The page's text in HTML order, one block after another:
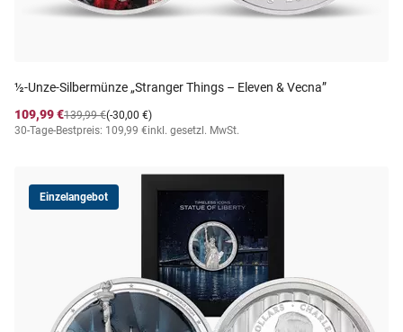
½-Unze-Silbermünze „Stranger Things – Eleven & Vecna”
109,99 €
(-30,00 €)
139,99 €
30-Tage-Bestpreis: 109,99 €inkl. gesetzl. MwSt.
Einzelangebot